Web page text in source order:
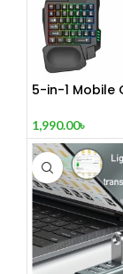
5-in-1 Mobile
1,990.00৳